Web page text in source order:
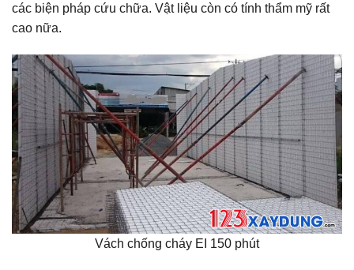
các biện pháp cứu chữa. Vật liệu còn có tính thẩm mỹ rất
cao nữa.
Vách chống cháy EI 150 phút